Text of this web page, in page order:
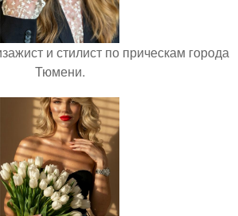
и стилист по прическам города
Тюмени.